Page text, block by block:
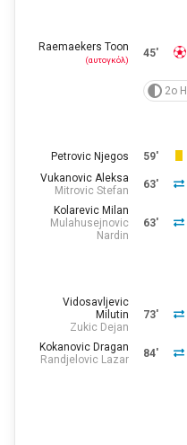
45'
Raemaekers Toon
(αυτογκόλ)
2ο
59'
Petrovic Njegos
63'
Vukanovic Aleksa
Mitrovic Stefan
63'
Kolarevic Milan
Mulahusejnovic
Nardin
73'
Vidosavljevic
Milutin
Zukic Dejan
84'
Kokanovic Dragan
Randjelovic Lazar